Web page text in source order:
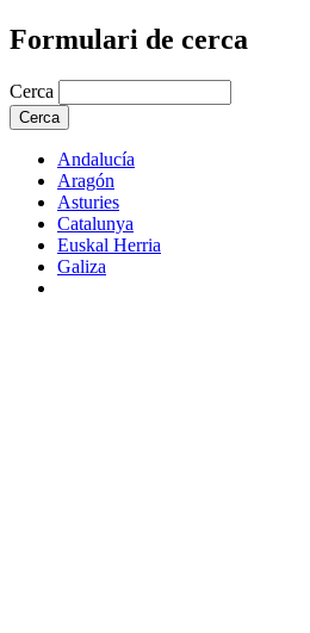
Formulari de cerca
Cerca
Andalucía
Aragón
Asturies
Catalunya
Euskal Herria
Galiza